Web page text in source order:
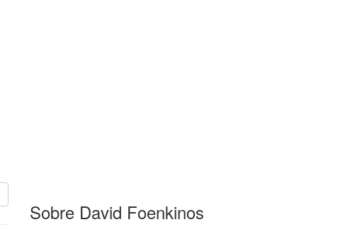
Sobre David Foenkinos